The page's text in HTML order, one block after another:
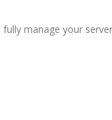
manage your server